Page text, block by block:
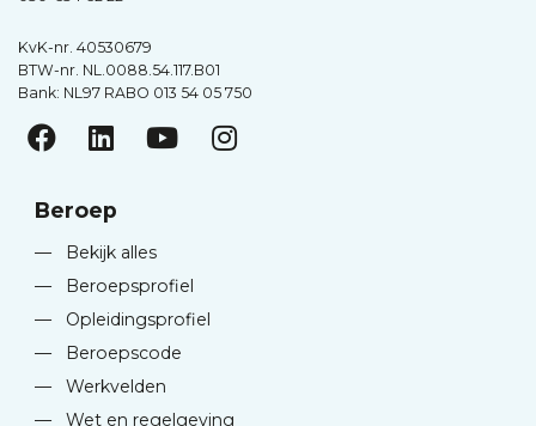
KvK-nr. 40530679
BTW-nr. NL.0088.54.117.B01
Bank: NL97 RABO 013 54 05 750
Beroep
—
Bekijk alles
—
Beroepsprofiel
—
Opleidingsprofiel
—
Beroepscode
—
Werkvelden
—
Wet en regelgeving